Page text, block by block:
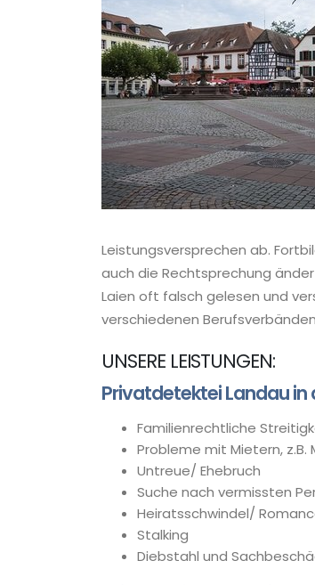
Leistungsversprechen ab.
auch die Rechtsprechung
Laien oft falsch gelesen und
verschiedenen
UNSERE LEISTUNGEN:
Privatdetektei Landau in
Familienrechtliche
Probleme mit Mietern,
Untreue/ Ehebruch
Suche nach vermissten
Heiratsschwindel/
Stalking
Diebstahl und